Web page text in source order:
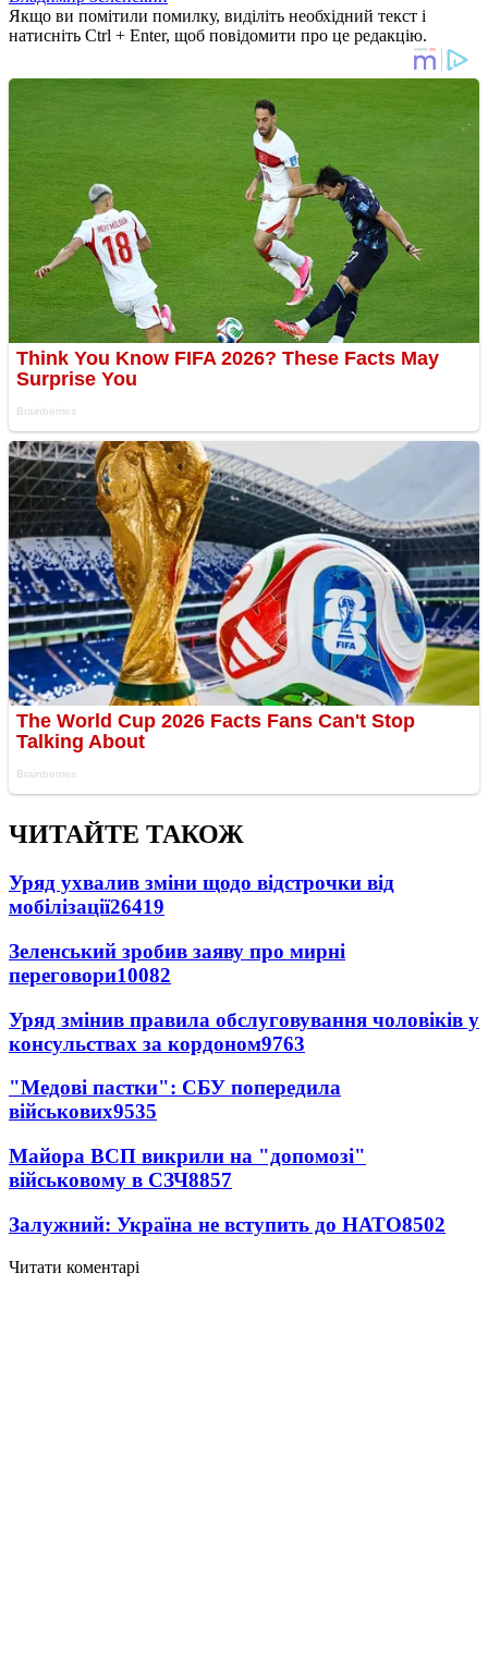
Якщо ви помітили помилку, виділіть необхідний текст і
натисніть Ctrl + Enter, щоб повідомити про це редакцію.
ЧИТАЙТЕ ТАКОЖ
Уряд ухвалив зміни щодо відстрочки від
мобілізації26419
Зеленський зробив заяву про мирні
переговори10082
Уряд змінив правила обслуговування чоловіків у
консульствах за кордоном9763
"Медові пастки": СБУ попередила
військових9535
Майора ВСП викрили на "допомозі"
військовому в СЗЧ8857
Залужний: Україна не вступить до НАТО8502
Читати коментарі